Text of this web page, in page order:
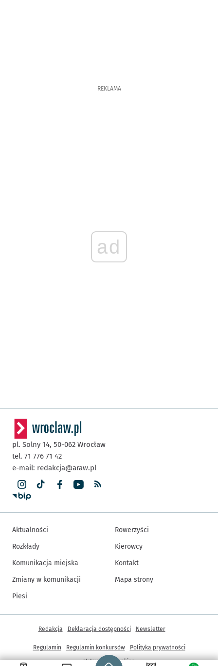
REKLAMA
ad
Strona główna - wroclaw.pl
pl. Solny 14, 50-062 Wrocław
tel. 71 776 71 42
e-mail: redakcja@araw.pl
Aktualności
Rozkłady
Komunikacja miejska
Zmiany w komunikacji
Piesi
Rowerzyści
Kierowcy
Kontakt
Mapa strony
Inne informacje
Redakcja Deklaracja dostępności Newsletter
Regulamin Regulamin konkursów
Polityka prywatności
Ustawienia cookies